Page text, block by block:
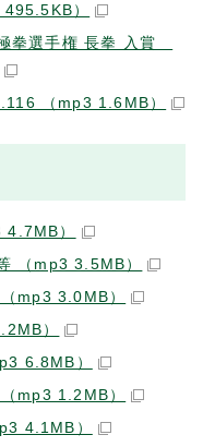
）
拳選手権 長拳 入賞
（mp3 1.6MB）
）
（mp3 3.5MB）
mp3 3.0MB）
）
6.8MB）
mp3 1.2MB）
4.1MB）